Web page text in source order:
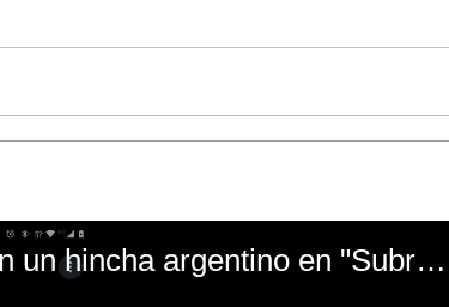
El mal momento de Yanina Gasañol con un hincha argentino en "Subrayado"